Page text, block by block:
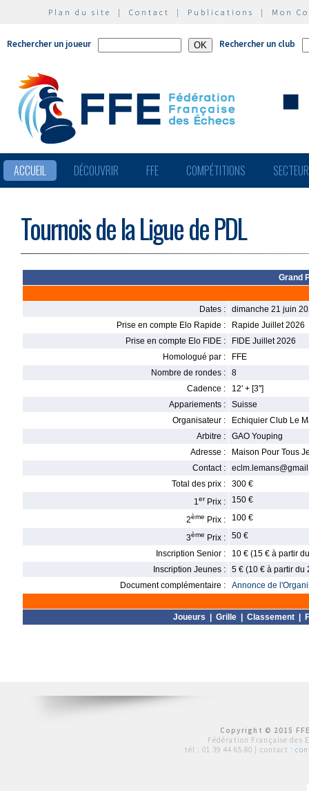
Plan du site | Contact | Publications | Mon
Rechercher un joueur Rechercher un club
ACCUEIL DÉCOUVRIR FFE COMPÉTITIONS
Tournois de la Ligue de PDL
Grand
Dates :
dimanche 21 juin
Prise en compte Elo Rapide :
Rapide Juillet 2026
Prise en compte Elo FIDE :
FIDE Juillet 2026
Homologué par :
FFE
Nombre de rondes :
8
Cadence :
12' + [3'']
Appariements :
Suisse
Organisateur :
Echiquier Club Le
Arbitre :
GAO Youping
Adresse :
Maison Pour Tous
Contact :
Total des prix :
300 €
1er Prix : 150 €
2ème Prix : 100 €
3ème Prix :
50 €
Inscription Senior :
10 € (15 € à partir
Inscription Jeunes :
5 € (10 € à partir du
Document complémentaire :
Annonce de
Joueurs Grille Classement
Copyright © 2015
Fédération Française des
tél : 01 39 44 65 80 | contact :